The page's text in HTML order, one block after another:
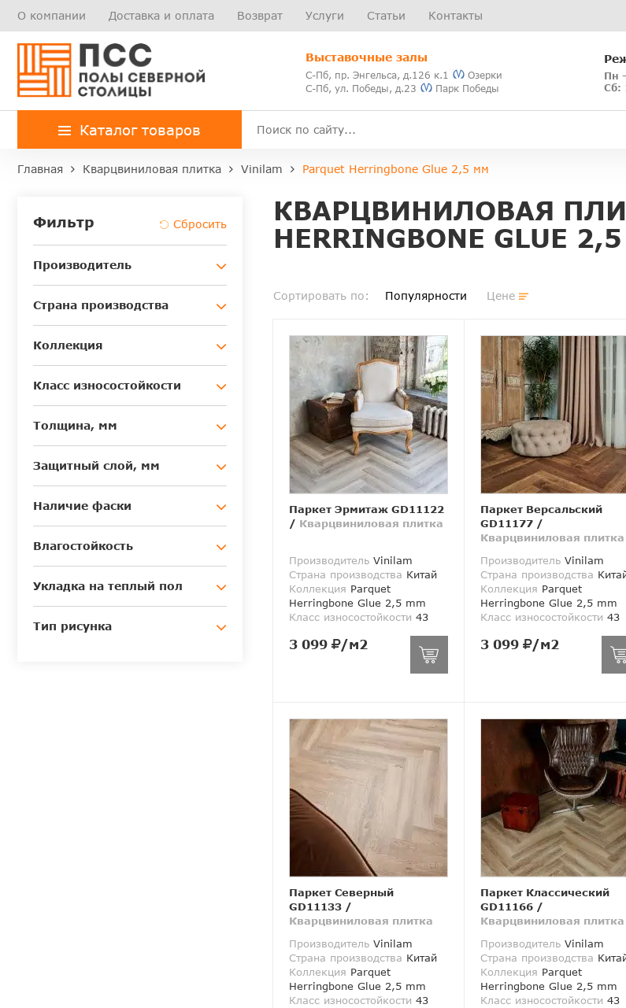
О компании Доставка и оплата Возврат Услуги Статьи Контакты
Выставочные залы
С-Пб, пр. Энгельса, д.126 к.1
Озерки
С-Пб, ул. Победы, д.23
Парк Победы
Пн
Сб:
Каталог товаров
Главная Кварцвиниловая плитка Vinilam Parquet Herringbone Glue 2,5 мм
Фильтр
Производитель
Страна производства
Коллекция
Класс износостойкости
Толщина, мм
Защитный слой, мм
Наличие фаски
Влагостойкость
Укладка на теплый пол
Тип рисунка
КВАРЦВИНИЛОВАЯ
HERRINGBONE GLUE
Сортировать по: Популярности Цене
Паркет Эрмитаж GD11122
/ Кварцвиниловая плитка
Производитель Vinilam
Страна производства Китай
Коллекция Parquet
Herringbone Glue 2,5 mm
Класс износостойкости 43
3 099 /м2
Паркет Версальский
GD11177/
Кварцвиниловая плитка
ПроизводительVinilam
Страна производства
Коллекция Parquet
Herringbone Glue 2,5 mm
Класс износостойкости 43
3 099 /м2
Паркет Северный
GD11133 /
Кварцвиниловая плитка
Производитель Vinilam
Страна производства Китай
Коллекция Parquet
Herringbone Glue 2,5 mm
Класс износостойкости 43
Паркет Классический
GD11166/
Кварцвиниловая плитка
ПроизводительVinilam
Страна производства
Коллекция Parquet
Herringbone Glue 2,5 mm
Класс износостойкости 43